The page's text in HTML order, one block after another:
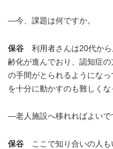
―今、課題は何ですか。
保谷 利用者さんは20代から
齢化が進んでおり、認知症
の手間がとられるようにな
を十分に動かすのも難しくな
―老人施設へ移れればよいで
保谷 ここで知り合いの人も